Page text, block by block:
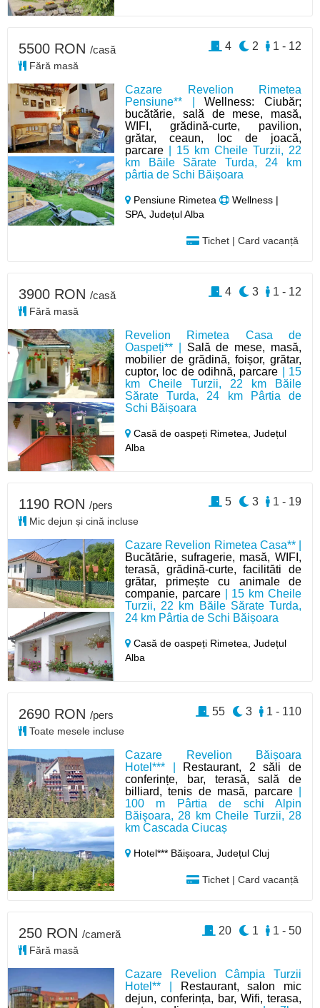
Cazare Revelion Rimetea
Pensiune** |Wellness: Ciubăr;
bucătărie, sală de mese, masă,
WIFI, grădină-curte, pavilion,
grătar, ceaun, loc de joacă,
parcare | 15 km Cheile Turzii, 22
km Băile Sărate Turda, 24 km
pârtia de Schi Băișoara
Pensiune Rimetea
Wellness |
SPA, Județul Alba
Tichet | Card vacanță
5500 RON /casă
Fără masă
1 - 12
2
4
Revelion Rimetea Casa de
Oaspeți** | Sală de mese, masă,
mobilier de grădină, foișor, grătar,
cuptor, loc de odihnă, parcare | 15
km Cheile Turzii, 22 km Băile
Sărate Turda, 24 km Pârtia de
Schi Băișoara
Casă de oaspeți Rimetea,Județul
Alba
3900 RON /casă
Fără masă
1 - 12
3
4
Cazare Revelion Rimetea Casa** |
Bucătărie, sufragerie, masă, WIFI,
terasă, grădină-curte, facilităti de
grătar, primește cu animale de
companie, parcare| 15 km Cheile
Turzii, 22 km Băile Sărate Turda,
24 km Pârtia de Schi Băișoara
Casă de oaspeți Rimetea,Județul
Alba
1190 RON /pers
Mic dejun și cină incluse
1 - 19
3
5
Cazare Revelion Băișoara
Hotel*** |
Restaurant, 2 săli de
conferințe, bar, terasă, sală de
billiard, tenis de masă, parcare|
100 m Pârtia de schi Alpin
Băişoara, 28 km Cheile Turzii, 28
km Cascada Ciucaș
Hotel*** Băișoara,Județul Cluj
Tichet | Card vacanță
2690 RON /pers
Toate mesele incluse
1 - 110
3
55
Cazare Revelion Câmpia Turzii
Hotel** |
Restaurant, salon mic
dejun, conferința, bar, Wifi, terasa,
250 RON /cameră
Fără masă
1 - 50
1
20